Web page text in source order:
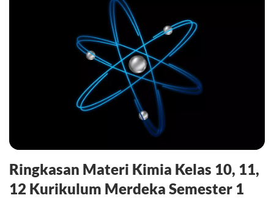
Ringkasan Materi Kimia Kelas 10, 11,
12 Kurikulum Merdeka Semester 1